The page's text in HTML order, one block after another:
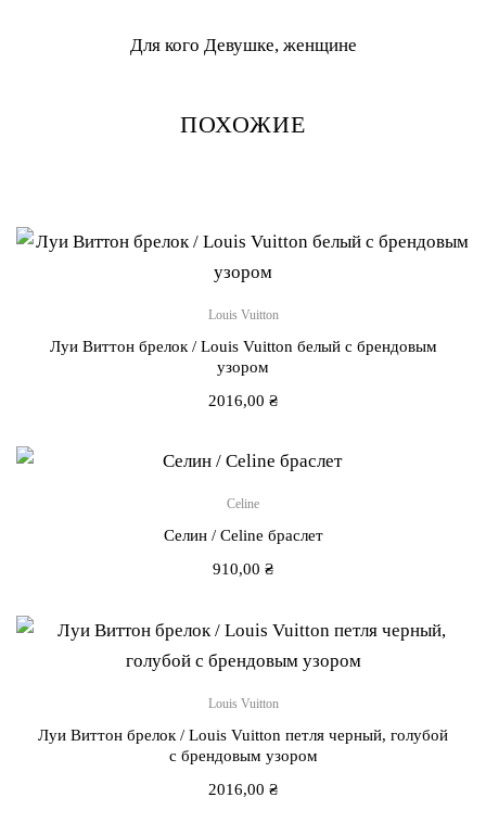
Для кого Девушке, женщине
ПОХОЖИЕ
Louis Vuitton
Луи Виттон брелок / Louis Vuitton белый с брендовым
узором
2016,00 ₴
Celine
Селин / Сeline браслет
910,00 ₴
Louis Vuitton
Луи Виттон брелок / Louis Vuitton петля черный, голубой
с брендовым узором
2016,00 ₴